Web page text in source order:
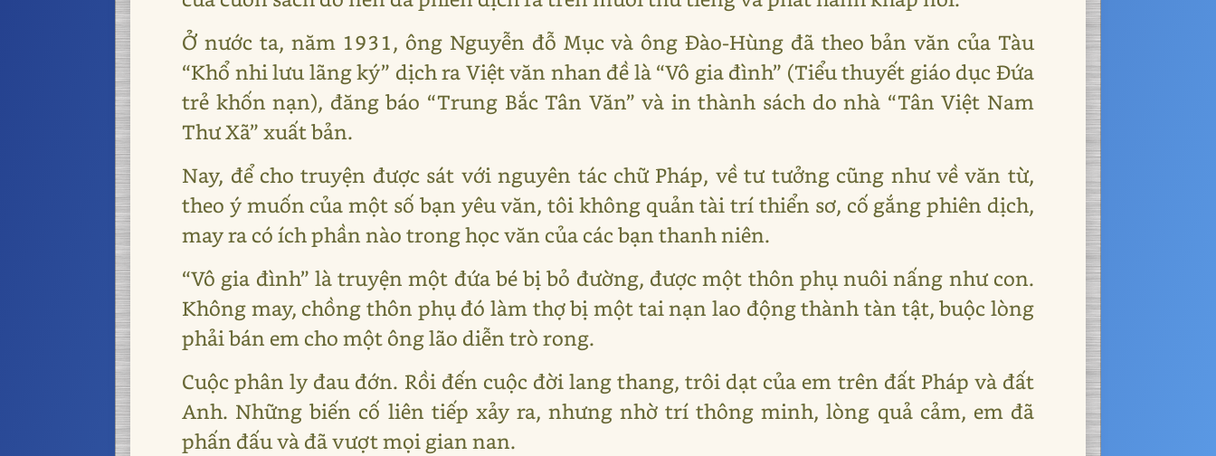
Ở nước ta, năm 1931, ông Nguyễn đỗ Mục và ông Đào-Hùng đã theo bản văn của Tàu
“Khổ nhi lưu lãng ký” dịch ra Việt văn nhan đề là “Vô gia đình” (Tiểu thuyết giáo dục Đứa
trẻ khốn nạn), đăng báo “Trung Bắc Tân Văn” và in thành sách do nhà “Tân Việt Nam
Thư Xã” xuất bản.
Nay, để cho truyện được sát với nguyên tác chữ Pháp, về tư tưởng cũng như về văn từ,
theo ý muốn của một số bạn yêu văn, tôi không quản tài trí thiển sơ, cố gắng phiên dịch,
may ra có ích phần nào trong học văn của các bạn thanh niên.
“Vô gia đình” là truyện một đứa bé bị bỏ đường, được một thôn phụ nuôi nấng như con.
Không may, chồng thôn phụ đó làm thợ bị một tai nạn lao động thành tàn tật, buộc lòng
phải bán em cho một ông lão diễn trò rong.
Cuộc phân ly đau đớn. Rồi đến cuộc đời lang thang, trôi dạt của em trên đất Pháp và đất
Anh. Những biến cố liên tiếp xảy ra, nhưng nhờ trí thông minh, lòng quả cảm, em đã
phấn đấu và đã vượt mọi gian nan.